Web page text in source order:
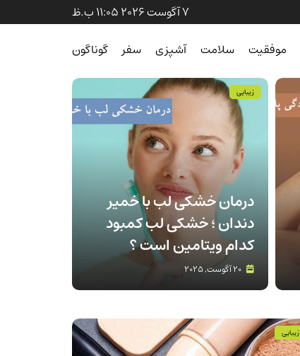
7 آگوست 2026 11:05 ب.ظ
موفقیت سلامت آشپزی سفر گوناگون
درمان خشکی لب با خمیر
دندان ؛ خشکی لب کمبود
کدام ویتامین است ؟
20 آگوست, 2025
زیبایی
زیبایی